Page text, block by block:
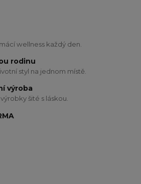
wellness každý den.
rodinu
styl na jednom místě.
výroba
šité s láskou.